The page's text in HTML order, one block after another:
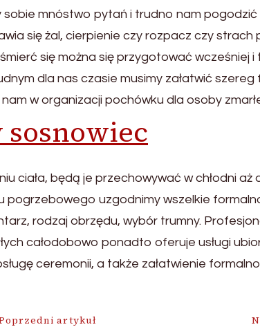
mnóstwo pytań i trudno nam pogodzić
się żal, cierpienie czy rozpacz czy
się można się przygotować wcześniej i
dla nas czasie musimy załatwić
w organizacji pochówku dla osoby
ciała, będą je przechowywać w chłodni
pogrzebowego uzgodnimy wszelkie
rodzaj obrzędu, wybór trumny.
całodobowo ponadto oferuje usługi
ceremonii, a także załatwienie
artykuł